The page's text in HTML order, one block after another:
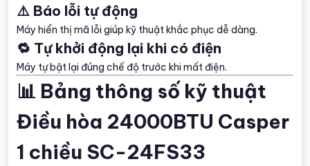
⚠️ Báo lỗi tự động
Máy hiển thị mã lỗi giúp kỹ thuật khắc phục dễ dàng.
🔁 Tự khởi động lại khi có điện
Máy tự bật lại đúng chế độ trước khi mất điện.
📊 Bảng thông số kỹ thuật
Điều hòa 24000BTU Casper
1 chiều SC-24FS33